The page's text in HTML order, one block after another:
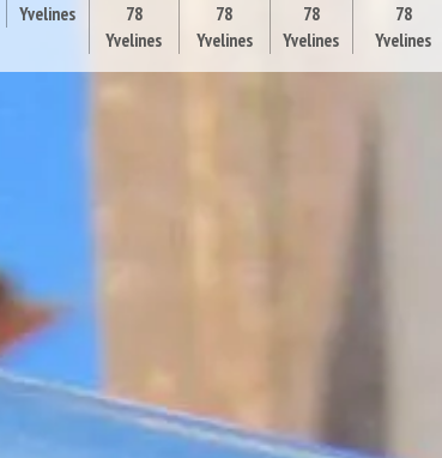
Yvelines
78
Yvelines
78
Yvelines
78
Yvelines
78
Yvelines